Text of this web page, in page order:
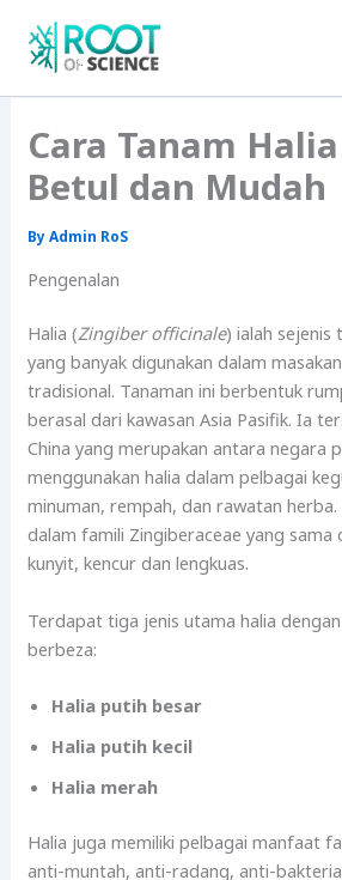
content
Cara Tanam
Betul dan Mudah
ByAdmin RoS
Pengenalan
Halia (Zingiber officinale) ialah sejenis
yang banyak digunakan dalam
tradisional. Tanaman ini berbentuk
berasal dari kawasan Asia Pasifik. Ia
China yang merupakan antara negara
menggunakan halia dalam pelbagai
minuman, rempah, dan rawatan
dalam famili Zingiberaceae yang sama
kunyit, kencur dan lengkuas.
Terdapat tiga jenis utama halia
berbeza:
Halia putih besar
Halia putih kecil
Halia merah
Halia juga memiliki pelbagai manfaat
anti-muntah, anti-radang, anti-